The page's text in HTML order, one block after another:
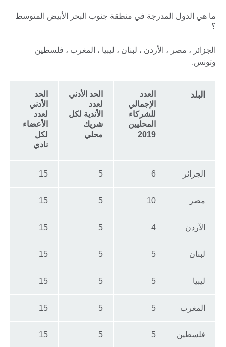
ما هي الدول المدرجة في منطقة جنوب البحر الأبيض المتوسط
؟
الجزائر ، مصر ، الأردن ، لبنان ، ليبيا ، المغرب ، فلسطين
وتونس.
البلد
العدد
الإجمالي
للشركاء
المحليين
2019
الحد الأدني
لعدد
الأندية لكل
شريك
محلي
الحد
الأدني
لعدد
الأعضاء
لكل
نادي
الجزائر 6
5
15
مصر 10
5
15
الآردن 4
5
15
لبنان 5
5
15
ليبيا 5
5
15
المغرب 5
5
15
فلسطين 5
5
15